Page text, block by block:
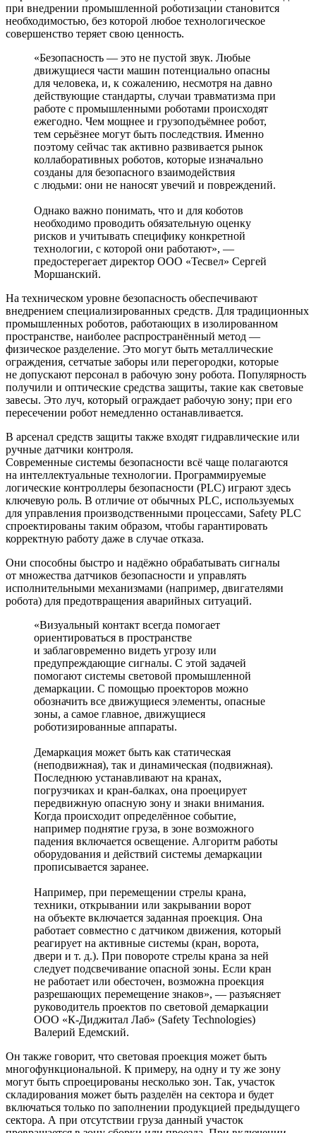
при внедрении промышленной роботизации становится
необходимостью, без которой любое технологическое
совершенство теряет свою ценность.
«Безопасность — это не пустой звук. Любые
движущиеся части машин потенциально опасны
для человека, и, к сожалению, несмотря на давно
действующие стандарты, случаи травматизма при
работе с промышленными роботами происходят
ежегодно. Чем мощнее и грузоподъёмнее робот,
тем серьёзнее могут быть последствия. Именно
поэтому сейчас так активно развивается рынок
коллаборативных роботов, которые изначально
созданы для безопасного взаимодействия
с людьми: они не наносят увечий и повреждений.
Однако важно понимать, что и для коботов
необходимо проводить обязательную оценку
рисков и учитывать специфику конкретной
технологии, с которой они работают», —
предостерегает директор ООО «Тесвел» Сергей
Моршанский.
На техническом уровне безопасность обеспечивают
внедрением специализированных средств. Для традиционных
промышленных роботов, работающих в изолированном
пространстве, наиболее распространённый метод —
физическое разделение. Это могут быть металлические
ограждения, сетчатые заборы или перегородки, которые
не допускают персонал в рабочую зону робота. Популярность
получили и оптические средства защиты, такие как световые
завесы. Это луч, который ограждает рабочую зону; при его
пересечении робот немедленно останавливается.
В арсенал средств защиты также входят гидравлические или
ручные датчики контроля.
Современные системы безопасности всё чаще полагаются
на интеллектуальные технологии. Программируемые
логические контроллеры безопасности (PLC) играют здесь
ключевую роль. В отличие от обычных PLC, используемых
для управления производственными процессами, Safety PLC
спроектированы таким образом, чтобы гарантировать
корректную работу даже в случае отказа.
Они способны быстро и надёжно обрабатывать сигналы
от множества датчиков безопасности и управлять
исполнительными механизмами (например, двигателями
робота) для предотвращения аварийных ситуаций.
«Визуальный контакт всегда помогает
ориентироваться в пространстве
и заблаговременно видеть угрозу или
предупреждающие сигналы. С этой задачей
помогают системы световой промышленной
демаркации. С помощью проекторов можно
обозначить все движущиеся элементы, опасные
зоны, а самое главное, движущиеся
роботизированные аппараты.
Демаркация может быть как статическая
(неподвижная), так и динамическая (подвижная).
Последнюю устанавливают на кранах,
погрузчиках и кран-балках, она проецирует
передвижную опасную зону и знаки внимания.
Когда происходит определённое событие,
например поднятие груза, в зоне возможного
падения включается освещение. Алгоритм работы
оборудования и действий системы демаркации
прописывается заранее.
Например, при перемещении стрелы крана,
техники, открывании или закрывании ворот
на объекте включается заданная проекция. Она
работает совместно с датчиком движения, который
реагирует на активные системы (кран, ворота,
двери и т. д.). При повороте стрелы крана за ней
следует подсвечивание опасной зоны. Если кран
не работает или обесточен, возможна проекция
разрешающих перемещение знаков», — разъясняет
руководитель проектов по световой демаркации
ООО «К-Диджитал Лаб» (Safety Technologies)
Валерий Едемский.
Он также говорит, что световая проекция может быть
многофункциональной. К примеру, на одну и ту же зону
могут быть спроецированы несколько зон. Так, участок
складирования может быть разделён на сектора и будет
включаться только по заполнении продукцией предыдущего
сектора. А при отсутствии груза данный участок